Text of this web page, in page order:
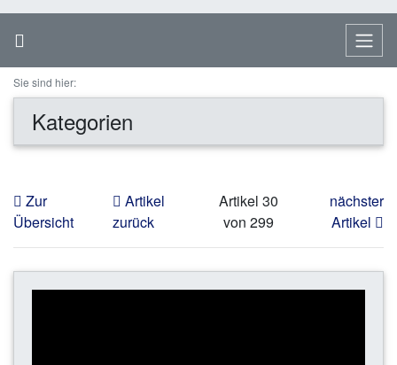
Menü
Sie sind hier:
Kategorien
Zur
Übersicht
Artikel
zurück
Artikel 30
von 299
nächster
Artikel